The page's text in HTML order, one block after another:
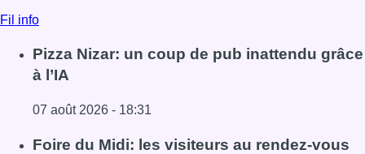
Fil info
Pizza Nizar: un coup de pub inattendu grâce
à l’IA
07 août 2026 - 18:31
Lire l'article Pizza Nizar: un coup de pub inattendu grâce
Foire du Midi: les visiteurs au rendez-vous